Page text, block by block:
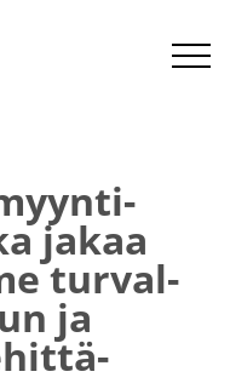
jakaa
turval­
ja